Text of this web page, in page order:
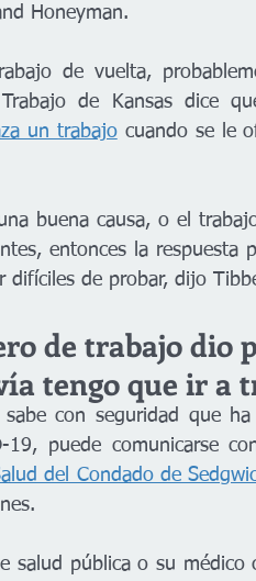
Honeyman.
de vuelta,
Trabajo de Kansas dice
un trabajo cuando se le
buena causa, o el
entonces la respuesta
difíciles de probar, dijo
de trabajo dio
tengo que ir a
sabe con seguridad que
del Condado de
salud pública o su